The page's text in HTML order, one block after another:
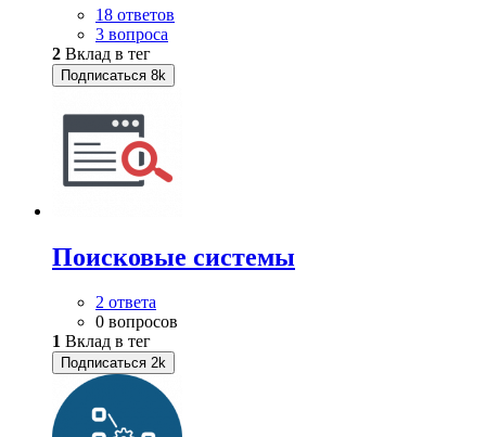
18 ответов
3 вопроса
2 Вклад в тег
Подписаться 8k
Поисковые системы
2 ответа
0 вопросов
1 Вклад в тег
Подписаться 2k